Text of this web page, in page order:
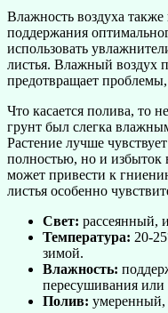
Влажность воздуха
поддержания
использовать
листья. Влажный воздух
предотвращает
Что касается полива, то
грунт был слегка
Растение лучше
полностью, но и избыток
может привести к
листья особенно
Свет: рассеянный,
Температура: 20-
зимой.
Влажность:
пересушивания или
Полив: умеренный,